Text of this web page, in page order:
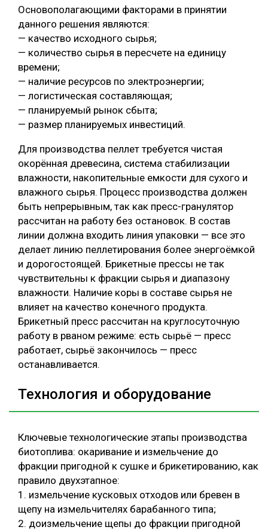
Основополагающими факторами в принятии
данного решения являются:
— качество исходного сырья;
— количество сырья в пересчете на единицу
времени;
— наличие ресурсов по электроэнергии;
— логистическая составляющая;
— планируемый рынок сбыта;
— размер планируемых инвестиций.
Для производства пеллет требуется чистая
окорённая древесина, система стабилизации
влажности, накопительные емкости для сухого и
влажного сырья. Процесс производства должен
быть непрерывным, так как пресс-гранулятор
рассчитан на работу без остановок. В состав
линии должна входить линия упаковки — все это
делает линию пеллетирования более энергоёмкой
и дорогостоящей. Брикетные прессы не так
чувствительны к фракции сырья и диапазону
влажности. Наличие коры в составе сырья не
влияет на качество конечного продукта.
Брикетный пресс рассчитан на круглосуточную
работу в рваном режиме: есть сырьё — пресс
работает, сырьё закончилось — пресс
останавливается.
Технология и оборудование
Ключевые технологические этапы производства
биотоплива: окаривание и измельчение до
фракции пригодной к сушке и брикетированию, как
правило двухэтапное:
1. измельчение кусковых отходов или бревен в
щепу на измельчителях барабанного типа;
2. доизмельчение щепы до фракции пригодной